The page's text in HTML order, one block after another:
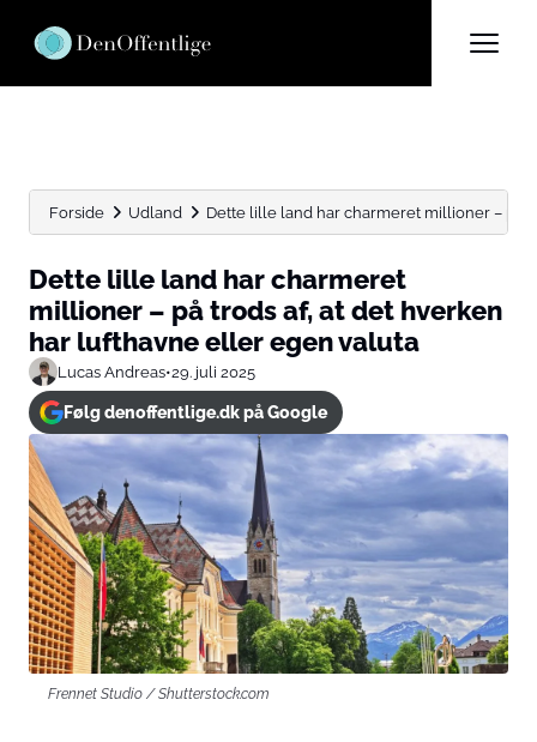
Forside Udland Dette lille land har charmeret millioner – på
Dette lille land har charmeret
millioner – på trods af, at det hverken
har lufthavne eller egen valuta
Lucas Andreas•29. juli 2025
Følg denoffentlige.dk på Google
Frennet Studio / Shutterstock.com